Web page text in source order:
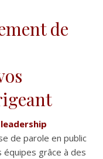
de
de parole en public
grâce à des